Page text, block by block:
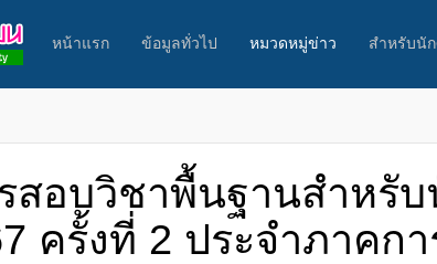
หน้าแรก ข้อมูลทั่วไป หมวดหมู่ข่าว สำหรับนั
อบวิชาพื้นฐานสำหรั
ครั้งที่ 2 ประจำภาคก